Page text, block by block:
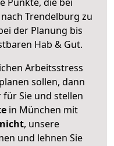
Trendelburg zu
der Planung bis
Hab & Gut.
Arbeitsstress
sollen, dann
Sie und stellen
in München mit
, unsere
und lehnen Sie